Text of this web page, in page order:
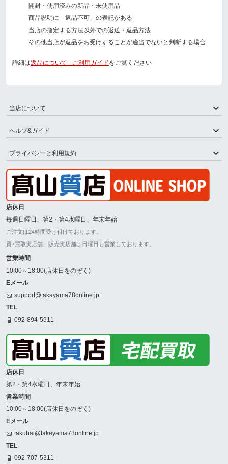
開封・使用済みの新品・未使用品
商品説明に「返品不可」の表記がある
当店の指定する方法以外での返送・返品方法
その他当店が返品をお受けすることが適当でないと判断する場合
詳細は返品について - ご利用ガイドをご覧ください
当店について
ヘルプ&ガイド
プライバシーと利用規約
店休日
毎週日曜日、第2・第4水曜日、年末年始
ご注文は24時間受け付けております。
質･買取実店舗、販売実店舗は日曜日も営業しております。
営業時間
10:00～18:00(店休日をのぞく)
Eメール
support@takayama78online.jp
TEL
092-894-5911
店休日
第2・第4水曜日、年末年始
営業時間
10:00～18:00(店休日をのぞく)
Eメール
takuhai@takayama78online.jp
TEL
092-707-5311